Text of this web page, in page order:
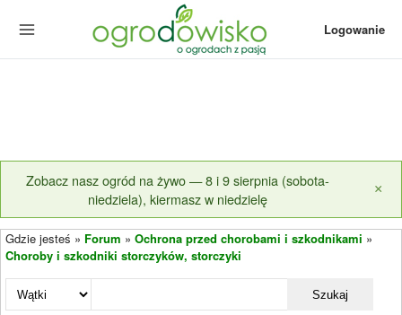
Logowanie
Zobacz nasz ogród na żywo — 8 i 9 sierpnia (sobota-
niedziela), kiermasz w niedzielę
×
Gdzie jesteś » Forum » Ochrona przed chorobami i szkodnikami »
Choroby i szkodniki storczyków, storczyki
Szukaj